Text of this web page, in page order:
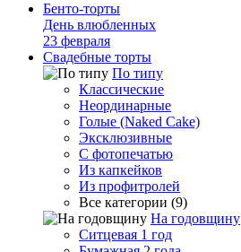
Бенто-торты
День влюбленных
23 февраля
Свадебные торты
По типу
Классические
Неординарные
Голые (Naked Cake)
Эксклюзивные
С фотопечатью
Из капкейков
Из профитролей
Все категории (9)
На годовщину
Ситцевая 1 год